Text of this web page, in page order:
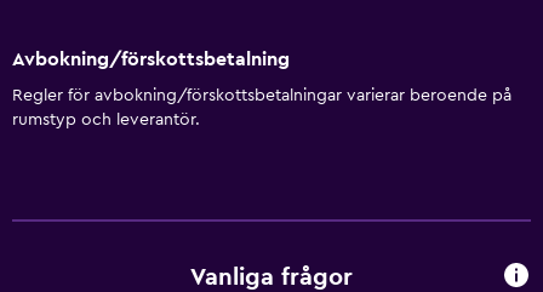
Avbokning/förskottsbetalning
Regler för avbokning/förskottsbetalningar varierar beroende på
rumstyp och leverantör.
Vanliga frågor